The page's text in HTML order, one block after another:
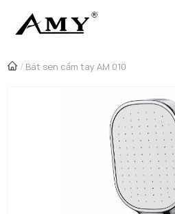
/ Bát sen cầm tay AM 010